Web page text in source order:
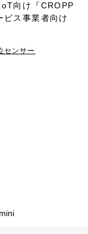
向け『CROPP
ス事業者向け
センサー